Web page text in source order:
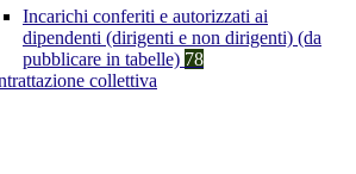
Incarichi conferiti e autorizzati ai
dipendenti (dirigenti e non dirigenti) (da
pubblicare in tabelle) 78
collettiva